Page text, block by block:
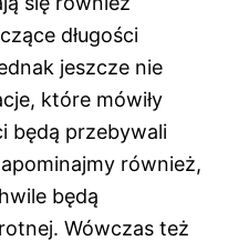
długości
jeszcze nie
które mówiły
będą przebywali
również,
będą
Wówczas też